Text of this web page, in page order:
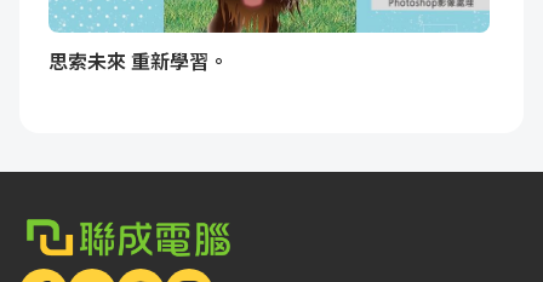
思索未來 重新學習。